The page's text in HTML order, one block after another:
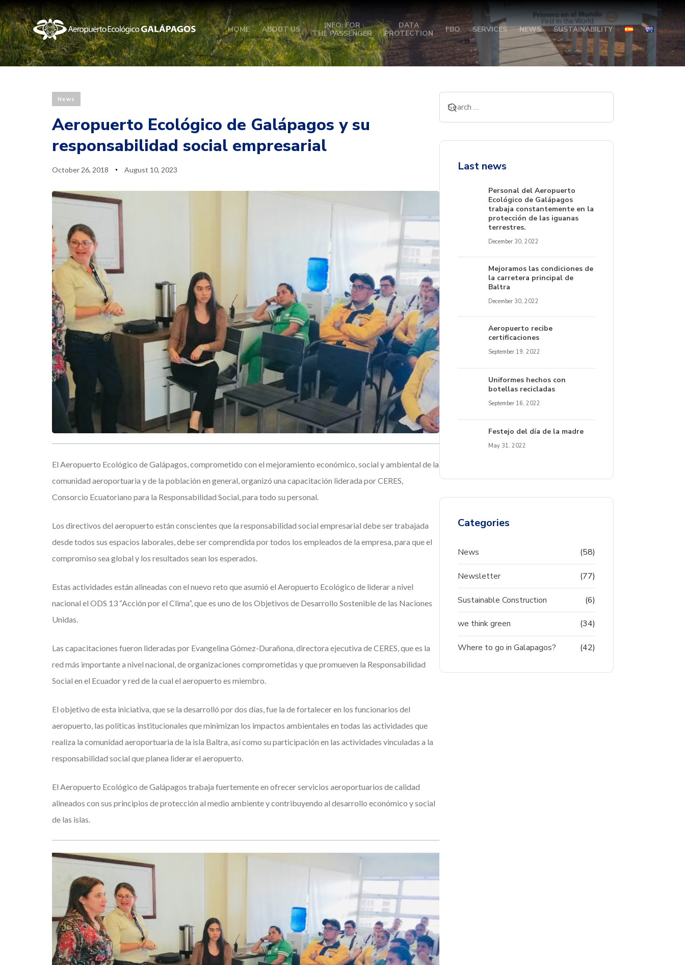
HOME ABOUT US
INFO. FOR
THE PASSENGER
DATA
PROTECTION
FBO SERVICES NEWS SUSTAINABILITY
PUBLISHED
News
Aeropuerto Ecológico de Galápagos y su
responsabilidad social empresarial
Published
October 26, 2018
Last
August 10, 2023
El Aeropuerto Ecológico de Galápagos, comprometido con el mejoramiento económico, social y ambiental de la
comunidad aeroportuaria y de la población en general, organizó una capacitación liderada por CERES,
Consorcio Ecuatoriano para la Responsabilidad Social, para todo su personal.
Los directivos del aeropuerto están conscientes que la responsabilidad social empresarial debe ser trabajada
desde todos sus espacios laborales, debe ser comprendida por todos los empleados de la empresa, para que el
compromiso sea global y los resultados sean los esperados.
Estas actividades están alineadas con el nuevo reto que asumió el Aeropuerto Ecológico de liderar a nivel
nacional el ODS 13 “Acción por el Clima”, que es uno de los Objetivos de Desarrollo Sostenible de las Naciones
Unidas.
Las capacitaciones fueron lideradas por Evangelina Gómez-Durañona, directora ejecutiva de CERES, que es la
red más importante a nivel nacional, de organizaciones comprometidas y que promueven la Responsabilidad
Social en el Ecuador y red de la cual el aeropuerto es miembro.
El objetivo de esta iniciativa, que se la desarrolló por dos días, fue la de fortalecer en los funcionarios del
aeropuerto, las políticas institucionales que minimizan los impactos ambientales en todas las actividades que
realiza la comunidad aeroportuaria de la isla Baltra, así como su participación en las actividades vinculadas a la
responsabilidad social que planea liderar el aeropuerto.
El Aeropuerto Ecológico de Galápagos trabaja fuertemente en ofrecer servicios aeroportuarios de calidad
alineados con sus principios de protección al medio ambiente y contribuyendo al desarrollo económico y social
de las islas.
Last news
Personal del Aeropuerto
Ecológico de Galápagos
trabaja constantemente en la
protección de las iguanas
terrestres.
December 30, 2022
Mejoramos las condiciones de
la carretera principal de
Baltra
December 30, 2022
Aeropuerto recibe
certificaciones
September 19, 2022
Uniformes hechos con
botellas recicladas
September 16, 2022
Festejo del día de la madre
May 31, 2022
Categories
News (58)
Newsletter (77)
Sustainable Construction (6)
we think green (34)
Where to go in Galapagos? (42)